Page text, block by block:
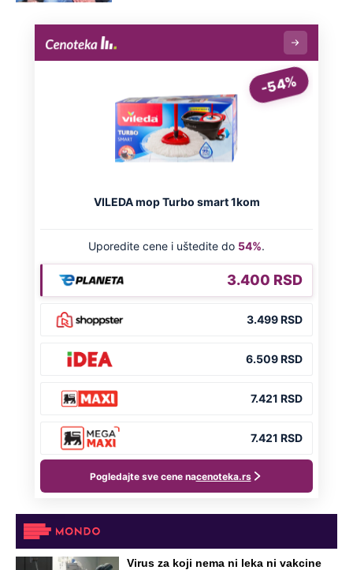
Virus za koji nema ni leka ni vakcine